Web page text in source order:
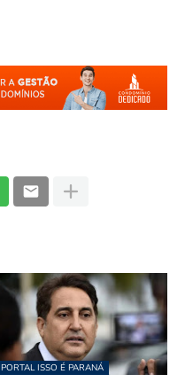
PORTAL ISSO É PARANÁ